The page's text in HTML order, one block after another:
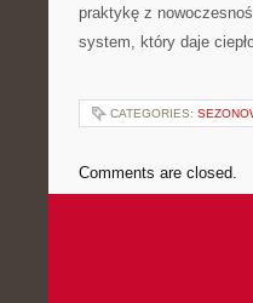
praktykę z
system, który daje
CATEGORIES:
Comments are closed.